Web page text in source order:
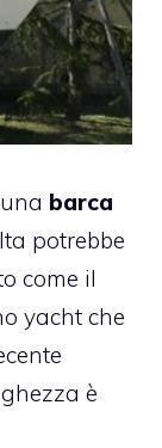
barca
potrebbe
come il
yacht che
è